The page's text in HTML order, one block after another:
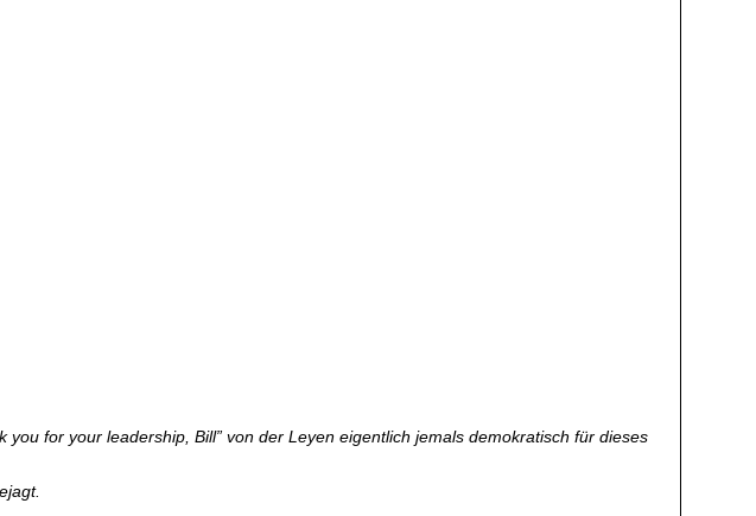
you for your leadership, Bill” von der Leyen eigentlich jemals demokratisch für dieses